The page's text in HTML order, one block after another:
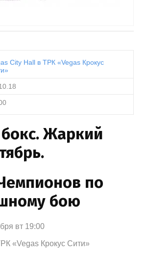
City Hall в ТРК «Vegas Крокус
Жаркий
по
бою
вт 19:00
«Vegas Крокус Сити»